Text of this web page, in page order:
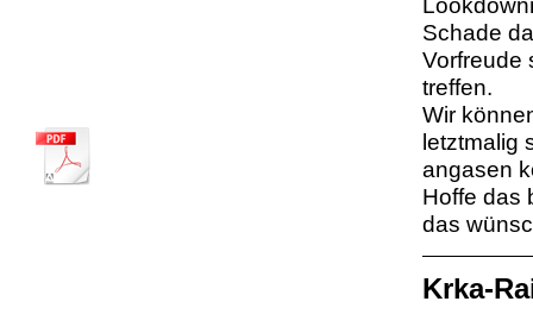
Schade
Vorfreude
treffen.
Wir
letztmalig
angasen
Hoffe das
das
Krka-